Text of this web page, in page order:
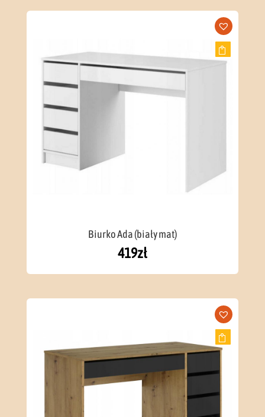
Biurko Ada (biały mat)
419zł